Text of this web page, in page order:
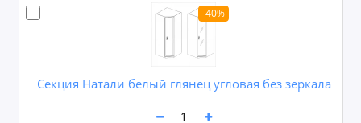
-40%
Секция Натали белый глянец угловая без зеркала